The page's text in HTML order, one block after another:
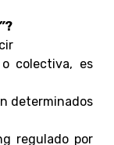
?
colectiva, es
determinados
regulado por